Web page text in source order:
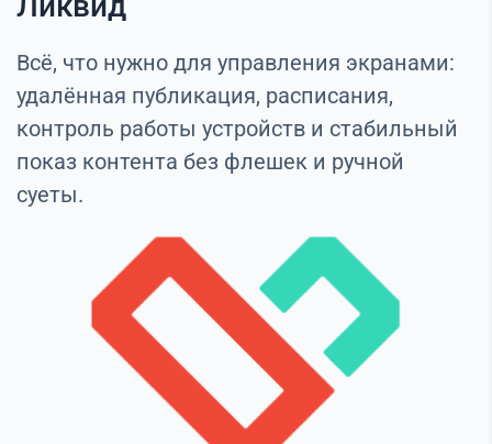
Всё, что нужно для управления экранами:
удалённая публикация, расписания,
контроль работы устройств и стабильный
показ контента без флешек и ручной
суеты.